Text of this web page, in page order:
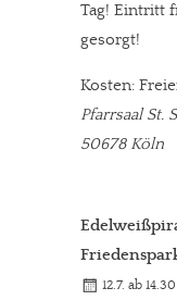
Tag! Eintritt
gesorgt!
Kosten:
Pfarrsaal St.
50678 Köln
12.7. ab